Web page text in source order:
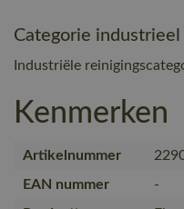
Categorie industrieel
Industriële
Kenmerken
Artikelnummer
EAN nummer
-